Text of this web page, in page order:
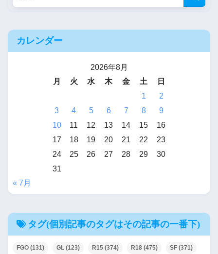
カレンダー
2026年8月
月
火 水 木 金 土
日
1
2
3
4 5 6 7 8
9
10
11 12 13 14 15
16
17
18 19 20 21 22
23
24
25 26 27 28 29
30
31
« 7月
タグ(個別記事のタグはその記事の一番下)
FGO (131) GL (123) R15 (374) R18 (475) SF (371)